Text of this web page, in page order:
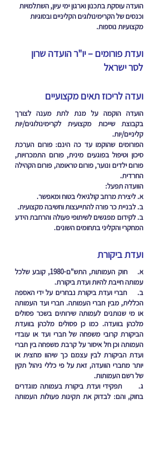
הועדה עוסקת בתכנון וארגון ימי עיון, השתלמויות
וכנסים של הקרימינולוגים הקליניים ובסוגיות
מקצועיות נוספות.
ועדת פורומים – יו"ר הועדה שרון
לסר ישראל
ועדה לריכוז תאים מקצועיים
הועדה הוקמה על מנת לתת מענה לצורך
בקבוצת שייכות מקצועית לקרימינולוגים/יות
קליניים/יות.
הפורומים שהוקמו עד כה הינם: פורום הערכת
סיכון וטיפול בפוגעים מינית, פורום התמכרויות,
פורום ילדים ונוער, פורום טראומה, פורום הקהילה
החרדית.
הוועדה תפעל:
א. ליצירת מרחב קולגיאלי בטוח ומאפשר.
ב. לבניית כר פורה להתייעצות וחשיבה מקצועית.
ב. לקידום מפגשים לשיתופי פעולה והרחבת הידע
המחקרי והקליני בתחומים השונים.
ועדת ביקורת
א. חוק העמותות, התש"ם-1980, קובע שלכל
עמותה חייבת להיות ועדת ביקורת.
ב. חברי ועדת ביקורת נבחרים על ידי האספה
הכללית, מבין חברי העמותה. חברי ועד העמותה
או מי שנותנים לעמותה שירותים בשכר פסולים
מלכהן בוועדה. כמו כן פסולים מלכהן בוועדת
הביקורת קרובי משפחה של חברי ועד או עובדי
העמותה וכן חל איסור על קרבת משפחה בין חברי
ועדת הביקורת לבין עצמם כך שיהוו מחצית או
יותר מחברי הוועדה, זאת על פי כללי ניהול תקין
של רשם העמותות.
ג. תפקידי ועדת ביקורת בעמותה מוגדרים
בחוק, והם: לבדוק את תקינות פעולות העמותה